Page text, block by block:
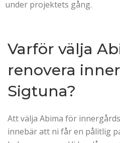
under projektets gång.
Varför välja
renovera
Sigtuna?
Att välja Abima för
innebär att ni får en pålitlig